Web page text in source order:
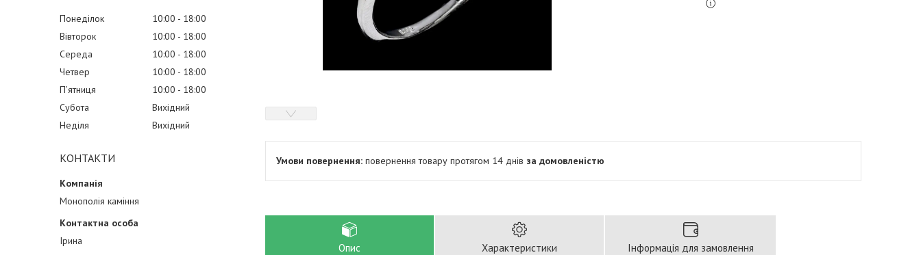
Понеділок 10:00
18:00
Вівторок
10:00
18:00
Середа
10:00
18:00
Четвер
10:00
18:00
Пʼятниця
10:00
18:00
Субота
Вихідний
Неділя
Вихідний
КОНТАКТИ
Монополія каміння
Ірина
повернення товару протягом 14 днів за домовленістю
Опис Характеристики Інформація для замовлення